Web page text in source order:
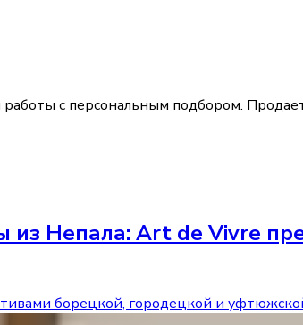
с персональным подбором.
из Непала: Art de Vivre
борецкой, городецкой и